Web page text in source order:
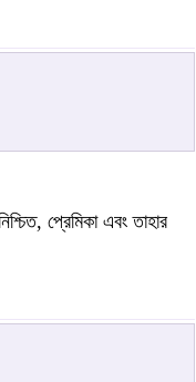
প্রেমিকা এবং তাহার